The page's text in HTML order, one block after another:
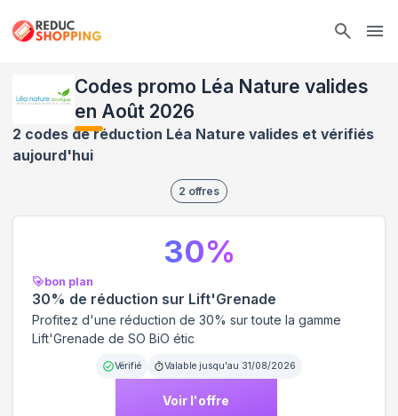
Codes promo Léa Nature valides
en Août 2026
2 codes de réduction Léa Nature valides et vérifiés
aujourd'hui
2 offres
bon plan
30% de réduction sur Lift'Grenade
Profitez d'une réduction de 30% sur toute la gamme
Lift'Grenade de SO BiO étic
Vérifié Valable jusqu'au 31/08/2026
Voir l'offre
30%